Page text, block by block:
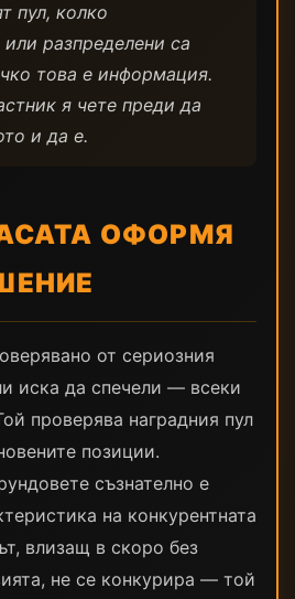
пул, колко
разпределени са
това е информация.
я чете преди да
и да е.
ОФОРМЯ
от сериозния
иска да спечели — всеки
проверява наградния пул
позиции.
съзнателно е
на конкурентната
влизащ в скоро без
не се конкурира — той